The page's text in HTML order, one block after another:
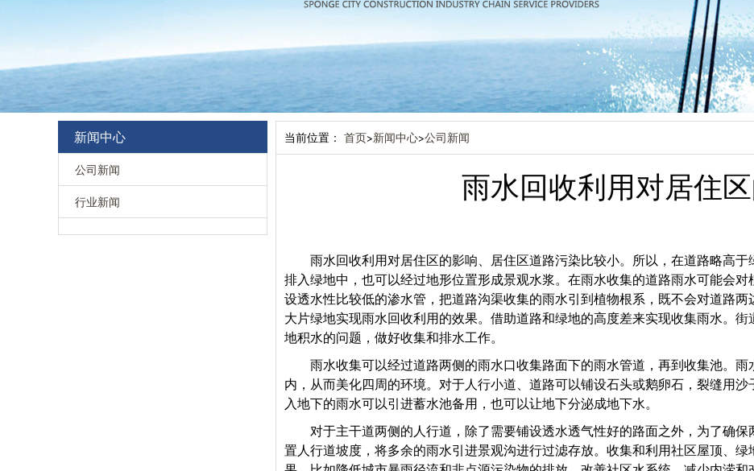
新闻中心
公司新闻
行业新闻
当前位置： 首页>新闻中心>公司新闻
雨水回收利用对居住
雨水回收利用对居住区的影响、居住区道路污染比较小。所以，在道路略高
排入绿地中，也可以经过地形位置形成景观水浆。在雨水收集的道路雨水可能会
设透水性比较低的渗水管，把道路沟渠收集的雨水引到植物根系，既不会对道路
大片绿地实现雨水回收利用的效果。借助道路和绿地的高度差来实现收集雨水。
地积水的问题，做好收集和排水工作。
雨水收集可以经过道路两侧的雨水口收集路面下的雨水管道，再到收集池。
内，从而美化四周的环境。对于人行小道、道路可以铺设石头或鹅卵石，裂缝用
入地下的雨水可以引进蓄水池备用，也可以让地下分泌成地下水。
对于主干道两侧的人行道，除了需要铺设透水透气性好的路面之外，为了确
置人行道坡度，将多余的雨水引进景观沟进行过滤存放。收集和利用社区屋顶、